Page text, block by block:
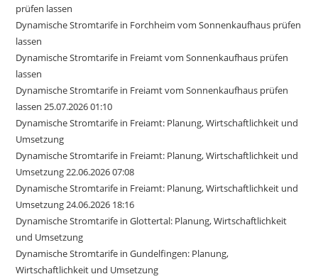
prüfen lassen
Dynamische Stromtarife in Forchheim vom Sonnenkaufhaus prüfen
lassen
Dynamische Stromtarife in Freiamt vom Sonnenkaufhaus prüfen
lassen
Dynamische Stromtarife in Freiamt vom Sonnenkaufhaus prüfen
lassen 25.07.2026 01:10
Dynamische Stromtarife in Freiamt: Planung, Wirtschaftlichkeit und
Umsetzung
Dynamische Stromtarife in Freiamt: Planung, Wirtschaftlichkeit und
Umsetzung 22.06.2026 07:08
Dynamische Stromtarife in Freiamt: Planung, Wirtschaftlichkeit und
Umsetzung 24.06.2026 18:16
Dynamische Stromtarife in Glottertal: Planung, Wirtschaftlichkeit
und Umsetzung
Dynamische Stromtarife in Gundelfingen: Planung,
Wirtschaftlichkeit und Umsetzung